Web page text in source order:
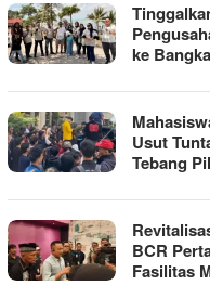
ke Bangka
Usut
Tebang
BCR
Fasilitas